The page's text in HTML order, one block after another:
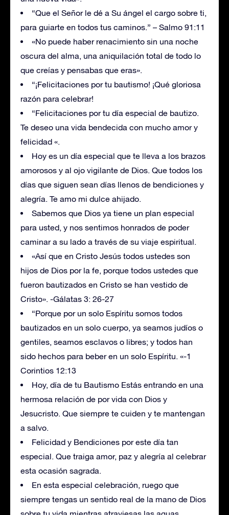
“Que el Señor le dé a Su ángel el cargo sobre ti,
para guiarte en todos tus caminos.” – Salmo 91:11
«No puede haber renacimiento sin una noche
oscura del alma, una aniquilación total de todo lo
que creías y pensabas que eras».
“¡Felicitaciones por tu bautismo! ¡Qué gloriosa
razón para celebrar!
“Felicitaciones por tu día especial de bautizo.
Te deseo una vida bendecida con mucho amor y
felicidad «.
Hoy es un día especial que te lleva a los brazos
amorosos y al ojo vigilante de Dios. Que todos los
días que siguen sean días llenos de bendiciones y
alegría. Te amo mi dulce ahijado.
Sabemos que Dios ya tiene un plan especial
para usted, y nos sentimos honrados de poder
caminar a su lado a través de su viaje espiritual.
«Así que en Cristo Jesús todos ustedes son
hijos de Dios por la fe, porque todos ustedes que
fueron bautizados en Cristo se han vestido de
Cristo». -Gálatas 3: 26-27
“Porque por un solo Espíritu somos todos
bautizados en un solo cuerpo, ya seamos judíos o
gentiles, seamos esclavos o libres; y todos han
sido hechos para beber en un solo Espíritu. «-1
Corintios 12:13
Hoy, día de tu Bautismo Estás entrando en una
hermosa relación de por vida con Dios y
Jesucristo. Que siempre te cuiden y te mantengan
a salvo.
Felicidad y Bendiciones por este día tan
especial. Que traiga amor, paz y alegría al celebrar
esta ocasión sagrada.
En esta especial celebración, ruego que
siempre tengas un sentido real de la mano de Dios